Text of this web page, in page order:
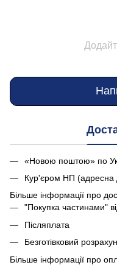
«Новою поштою» по
Кур'єром НП (адресна
Більше інформації про
"Покупка частинами"
Післяплата
Безготівковий
Більше інформації про